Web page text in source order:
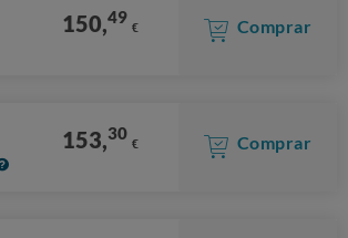
150,49 € Comprar
153,30 € Comprar